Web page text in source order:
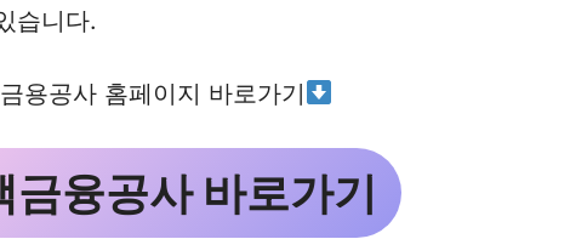
습니다.
용공사 홈페이지 바로가기
금융공사 바로가기